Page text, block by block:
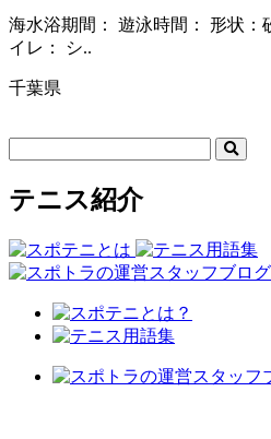
海水浴期間： 遊泳時間： 形状：
イレ： シ..
千葉県
テニス紹介